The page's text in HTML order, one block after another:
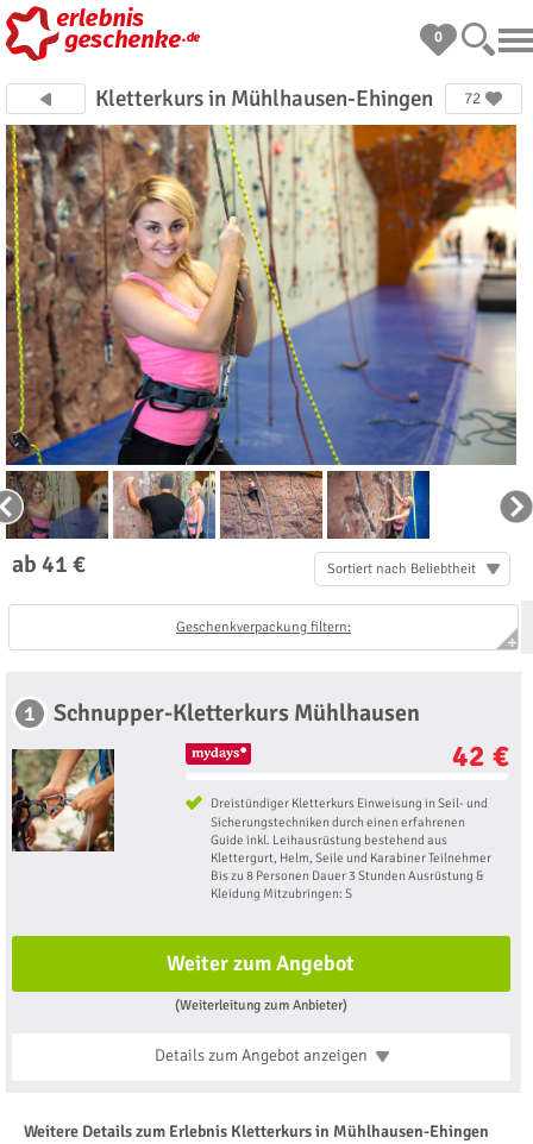
0
Kletterkurs in Mühlhausen-Ehingen 72
ab 41 € Sortiert nach Beliebtheit
Geschenkverpackung filtern:
1 Schnupper-Kletterkurs Mühlhausen
42 €
Dreistündiger Kletterkurs Einweisung in Seil- und
Sicherungstechniken durch einen erfahrenen
Guide inkl. Leihausrüstung bestehend aus
Klettergurt, Helm, Seile und Karabiner Teilnehmer
Bis zu 8 Personen Dauer 3 Stunden Ausrüstung &
Kleidung Mitzubringen: S
Weiter zum Angebot
(Weiterleitung zum Anbieter)
Details zum Angebotanzeigen
Weitere Details zum Erlebnis Kletterkurs in Mühlhausen-Ehingen